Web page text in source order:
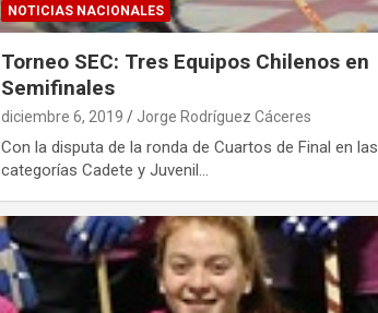
NOTICIAS NACIONALES
Torneo SEC: Tres Equipos Chilenos en
Semifinales
diciembre 6, 2019 Jorge Rodríguez Cáceres
Con la disputa de la ronda de Cuartos de Final en las
categorías Cadete y Juvenil…